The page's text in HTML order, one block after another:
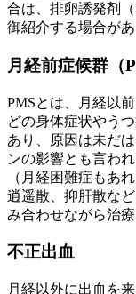
合は、排卵誘発剤
御紹介する場合があ
月経前症候群（
PMSとは、月経以
どの身体症状やう
あり、原因は未だ
ンの影響とも言わ
（月経困難症もあ
逍遥散、抑肝散な
み合わせながら治療
不正出血
月経以外に出血を